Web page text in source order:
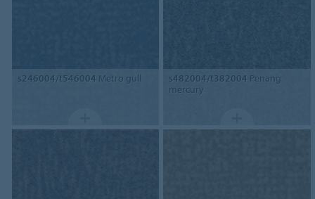
s246004/t546004 Metro gull s482004/t382004 Penang
mercury